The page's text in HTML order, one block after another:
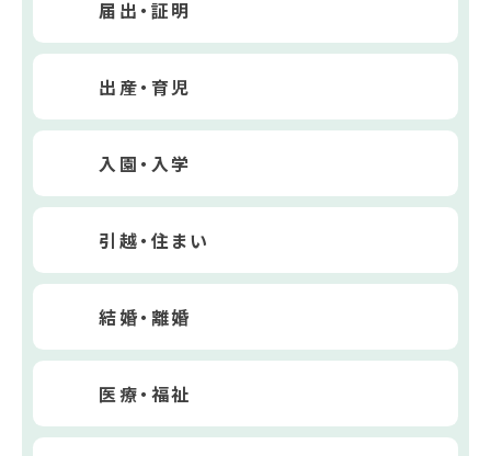
届出・証明
出産・育児
入園・入学
引越・住まい
結婚・離婚
医療・福祉